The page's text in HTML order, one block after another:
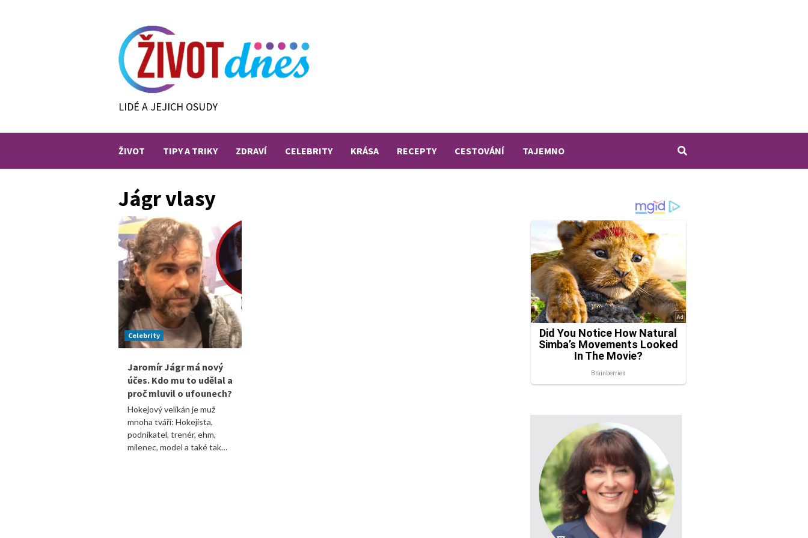
LIDÉ A JEJICH OSUDY
ŽIVOT TIPY A TRIKY ZDRAVÍ CELEBRITY KRÁSA RECEPTY CESTOVÁNÍ TAJEMNO
Jágr vlasy
Celebrity
Jaromír Jágr má nový
účes. Kdo mu to udělal a
proč mluvil o ufounech?
Hokejový velikán je muž
mnoha tváří: Hokejista,
podnikatel, trenér, ehm,
milenec, model a také tak…